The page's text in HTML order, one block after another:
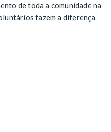
de toda a comunidade na
fazem a diferença